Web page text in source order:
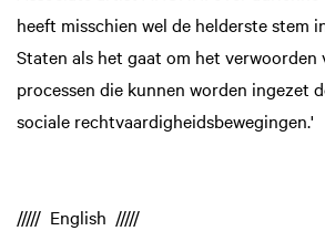
heeft misschien wel de helderste stem
Staten als het gaat om het verwoorden
processen die kunnen worden ingezet
sociale rechtvaardigheidsbewegingen.'
///// English /////